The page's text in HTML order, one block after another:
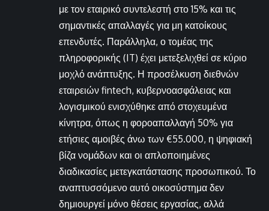
με τον εταιρικό συντελεστή στο 15% και τις
σημαντικές απαλλαγές για μη κατοίκους
επενδυτές. Παράλληλα, ο τομέας της
πληροφορικής (IT) έχει μετεξελιχθεί σε κύριο
μοχλό ανάπτυξης. Η προσέλκυση διεθνών
εταιρειών fintech, κυβερνοασφάλειας και
λογισμικού ενισχύθηκε από στοχευμένα
κίνητρα, όπως η φοροαπαλλαγή 50% για
ετήσιες αμοιβές άνω των €55.000, η ψηφιακή
βίζα νομάδων και οι απλοποιημένες
διαδικασίες μετεγκατάστασης προσωπικού. Το
αναπτυσσόμενο αυτό οικοσύστημα δεν
δημιουργεί μόνο θέσεις εργασίας, αλλά